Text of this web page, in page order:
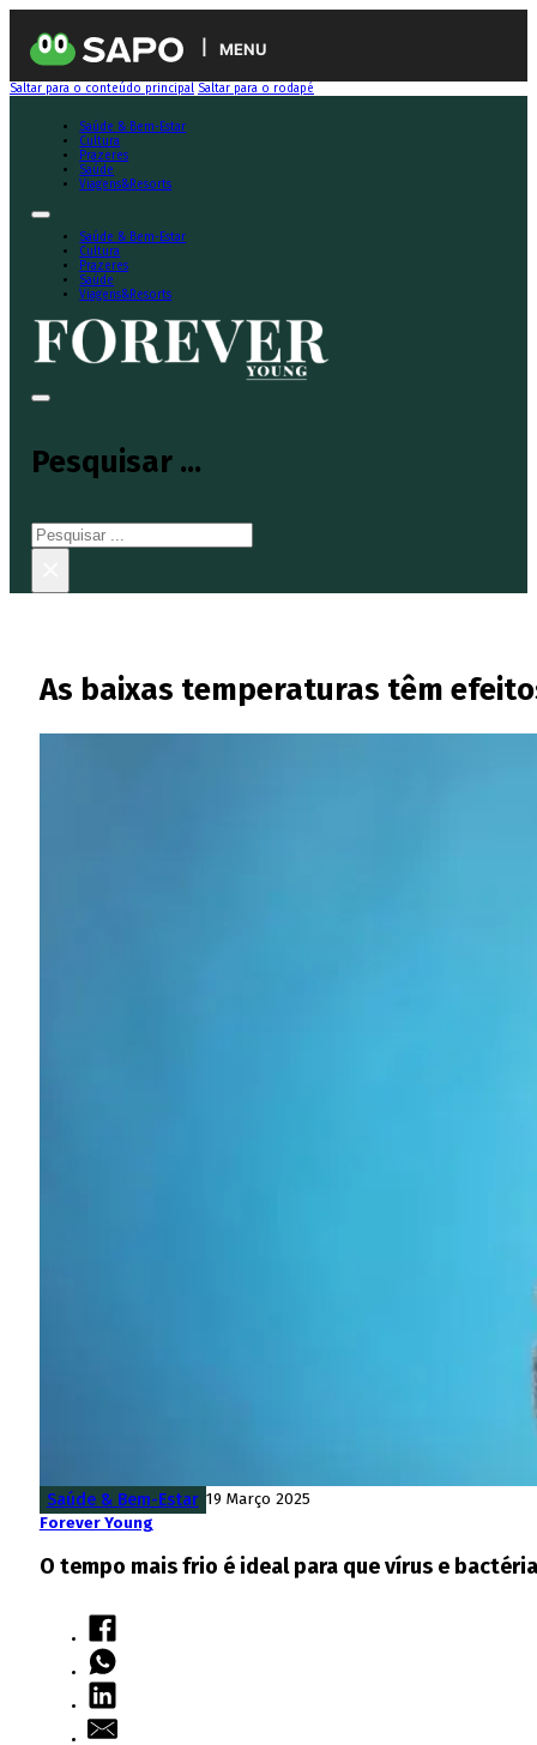
MENU
Saltar para o conteúdo principal Saltar para o rodapé
Saúde & Bem-Estar
Cultura
Prazeres
Saúde
Viagens&Resorts
Saúde & Bem-Estar
Cultura
Prazeres
Saúde
Viagens&Resorts
Pesquisar ...
Pesquisar
As baixas temperaturas têm
Saúde & Bem-Estar 19 Março 2025
Forever Young
O tempo mais frio é ideal para que vírus e